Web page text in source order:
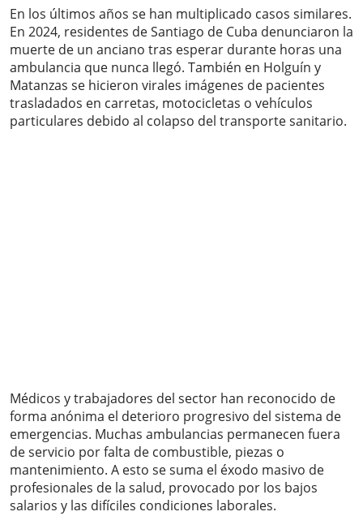
En los últimos años se han multiplicado casos similares.
En 2024, residentes de Santiago de Cuba denunciaron la
muerte de un anciano tras esperar durante horas una
ambulancia que nunca llegó. También en Holguín y
Matanzas se hicieron virales imágenes de pacientes
trasladados en carretas, motocicletas o vehículos
particulares debido al colapso del transporte sanitario.
Médicos y trabajadores del sector han reconocido de
forma anónima el deterioro progresivo del sistema de
emergencias. Muchas ambulancias permanecen fuera
de servicio por falta de combustible, piezas o
mantenimiento. A esto se suma el éxodo masivo de
profesionales de la salud, provocado por los bajos
salarios y las difíciles condiciones laborales.